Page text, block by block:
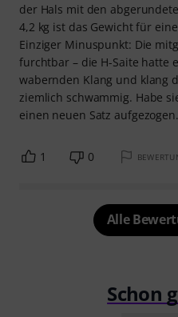
der Hals mit den
4,2 kg ist das Gewicht für
Einziger Minuspunkt: Die
furchtbar – die H-Saite hatte
wabernden Klang und klang
ziemlich schwammig. Habe
einen neuen Satz aufgezogen.
1 0
Alle
Schon